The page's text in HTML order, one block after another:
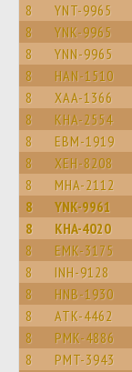
8 YNT-9965
8 YNK-9965
8 YNN-9965
8 HAN-1510
8 XAA-1366
8 KHA-2554
8 EBM-1919
8 XEH-8208
8 MHA-2112
8 YNK-9961
8 KHA-4020
8 EMK-3175
8 INH-9128
8 HNB-1930
8 ATK-4462
8 PMK-4886
8 PMT-3943